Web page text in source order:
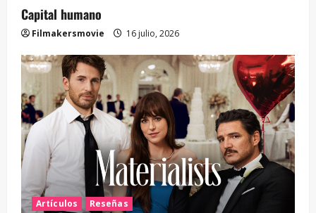
Capital humano
Filmakersmovie 16 julio, 2026
Artículos Reseñas